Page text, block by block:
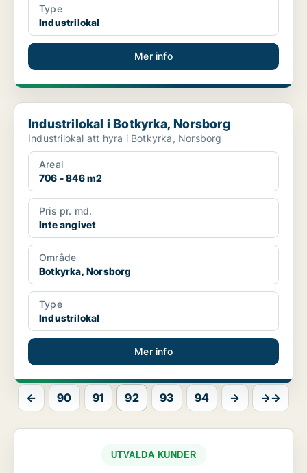
Type
Industrilokal
Mer info
Industrilokal i Botkyrka, Norsborg
Industrilokal i Botkyrka, Norsborg
Industrilokal att hyra i Botkyrka, Norsborg
Areal
706 - 846 m2
Pris pr. md.
Inte angivet
Område
Botkyrka, Norsborg
Type
Industrilokal
Mer info
← 90 91 92 93 94 → →→
UTVALDA KUNDER